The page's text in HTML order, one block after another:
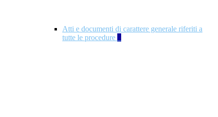
Atti e documenti di carattere generale riferiti a
tutte le procedure 5